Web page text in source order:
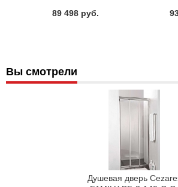
89 498 руб.
Вы смотрели
Душевая дверь